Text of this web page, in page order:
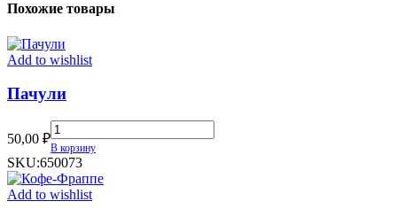
Похожие товары
Add to wishlist
Пачули
50,00 ₽
Пачули
quantity
В корзину
SKU:650073
Add to wishlist